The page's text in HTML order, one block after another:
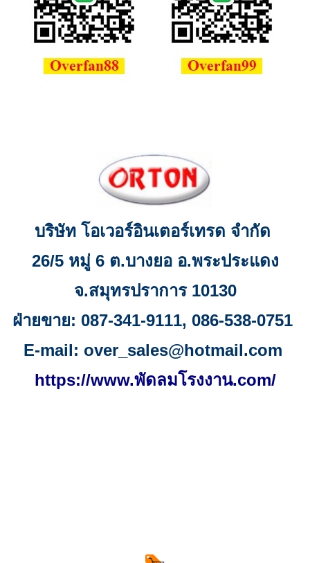
บริษัท โอเวอร์อินเตอร์เทรด จำกัด
26/5 หมู่ 6 ต.บางยอ อ.พระประแดง
จ.สมุทรปราการ 10130
ฝ่ายขาย: 087-341-9111, 086-538-0751
E-mail: over_sales@hotmail.com
https://www.พัดลมโรงงาน.com/